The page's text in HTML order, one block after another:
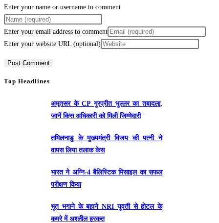
Enter your name or username to comment
Enter your email address to comment
Enter your website URL (optional)
Top Headlines
अमृतसर के CP गुरप्रीत भुल्लर का तबादला,
जानें किस अधिकारी को मिली जिम्मेदारी
तमिलनाडु के मुख्यमंत्री विजय की पत्नी ने
वापस लिया तलाक केस
भारत ने अग्नि-4 बैलिस्टिक मिसाइल का सफल
परीक्षण किया
भूत भगाने के बहाने NRI युवती से होटल के
कमरे में अश्लील हरकत